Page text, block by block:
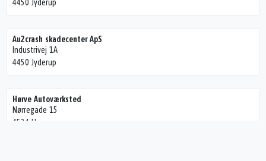
4450 Jyderup
Au2crash skadecenter ApS
Industrivej 1A
4450 Jyderup
Hørve Autoværksted
Nørregade 15
4534 Hørve